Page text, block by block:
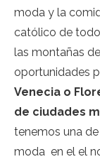
moda y la
católico de
las montañas
oportunidades
Venecia o
de ciudades
tenemos una
moda en el el